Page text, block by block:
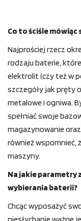
Co to ściśle
Najprościej rzecz
rodzaju baterie,
elektrolit (czy też w
szczegóły jak pręty
metalowe i ogniwa.
spełniać swoje
magazynowanie
również wspomnieć,
maszyny.
Na jakie parametry
wybierania baterii?
Chcąc wyposażyć